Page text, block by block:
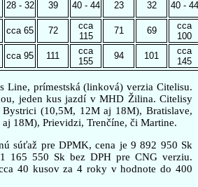
28 - 32 39 40 - 44 23 32
40 - 44
cca 65 72
cca
115
71 69
cca
100
cca 95 111
cca
155
94 101
cca
145
Line, prímestská (linková) verzia Citelisu.
jeden kus jazdí v MHD Žilina. Citelisy
(10,5M, 12M aj 18M), Bratislave,
18M), Prievidzi, Trenčíne, či Martine.
súťaž pre DPMK, cena je 9 892 950 Sk
165 550 Sk bez DPH pre CNG verziu.
40 kusov za 4 roky v hodnote do 400